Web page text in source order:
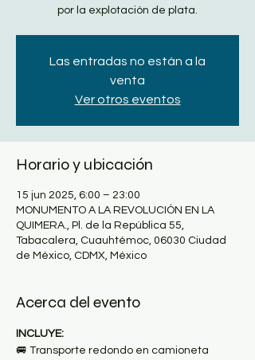
por la explotación de plata.
Las entradas no están a la
venta
Ver otros eventos
Horario y ubicación
15 jun 2025, 6:00 – 23:00
MONUMENTO A LA REVOLUCIÓN EN LA
QUIMERA., Pl. de la República 55,
Tabacalera, Cuauhtémoc, 06030 Ciudad
de México, CDMX, México
Acerca del evento
INCLUYE:
🚐 Transporte redondo en camioneta